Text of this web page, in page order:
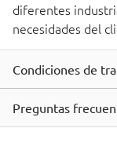
diferentes
necesidades del
Condiciones de
Preguntas